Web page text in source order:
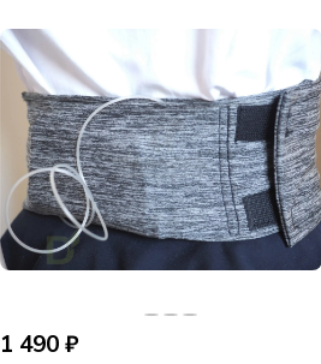
1 490 ₽